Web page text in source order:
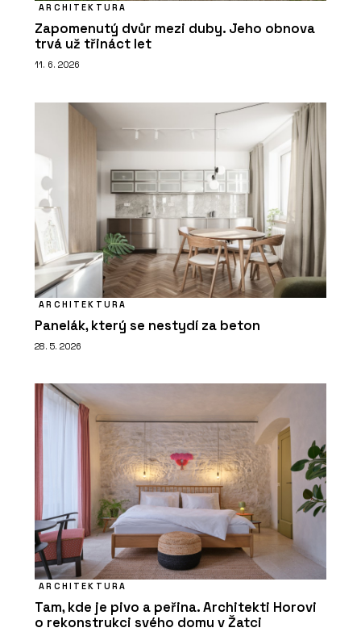
ARCHITEKTURA
Zapomenutý dvůr mezi duby. Jeho obnova
trvá už třináct let
11. 6. 2026
ARCHITEKTURA
Panelák, který se nestydí za beton
28. 5. 2026
ARCHITEKTURA
Tam, kde je pivo a peřina. Architekti Horovi
o rekonstrukci svého domu v Žatci